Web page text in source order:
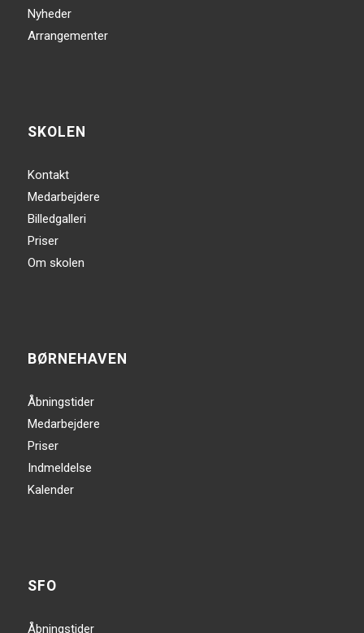
Nyheder
Arrangementer
SKOLEN
Kontakt
Medarbejdere
Billedgalleri
Priser
Om skolen
BØRNEHAVEN
Åbningstider
Medarbejdere
Priser
Indmeldelse
Kalender
SFO
Åbningstider